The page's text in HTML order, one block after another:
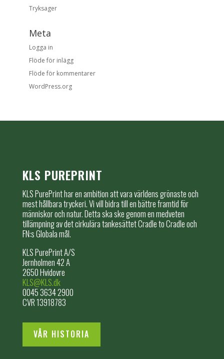
Tryksager
Meta
Logga in
Flöde för inlägg
Flöde för kommentarer
WordPress.org
KLS PUREPRINT
KLS PurePrint har en ambition att vara världens grönaste och
mest hållbara tryckeri. Vi vill bidra till en bättre framtid för
människor och natur. Detta ska ske genom en medveten
tillämpning av det cirkulära tankesättet Cradle to Cradle och
FN:s Globala mål.
KLS PurePrint A/S
Jernholmen 42 A
2650 Hvidovre
KLS@KLS.dk
0045 3634 2900
CVR 13918783
VÅR HISTORIA